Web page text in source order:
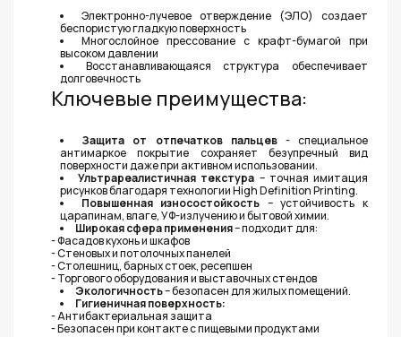
Электронно-лучевое отверждение (ЭЛО) создает
беспористую гладкую поверхность
Многослойное прессование с крафт-бумагой при
высоком давлении
Восстанавливающаяся структура обеспечивает
долговечность
Ключевые преимущества:
Защита от отпечатков пальцев- специальное
антимаркое покрытие сохраняет безупречный вид
поверхности даже при активном использовании.
Ультрареалистичная текстура – точная имитация
рисунков благодаря технологии High Definition Printing.
Повышенная износостойкость – устойчивость к
царапинам, влаге, УФ-излучению и бытовой химии.
Широкая сфера применения– подходит для:
- Фасадов кухонь и шкафов
- Стеновых и потолочных панелей
- Столешниц, барных стоек, ресепшен
- Торгового оборудования и выставочных стендов
Экологичность– безопасен для жилых помещений.
Гигиеничная поверхность:
- Антибактериальная защита
- Безопасен при контакте с пищевыми продуктами